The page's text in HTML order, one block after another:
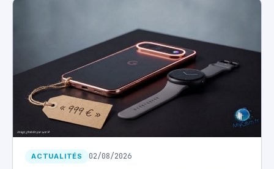
ACTUALITÉS 02/08/2026